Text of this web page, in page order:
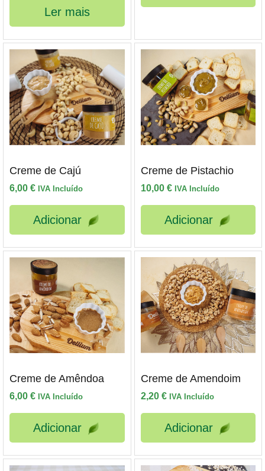
Ler mais
Creme de Cajú
6,00 € IVA Incluído
Adicionar
Creme de Pistachio
10,00 € IVA Incluído
Adicionar
Creme de Amêndoa
6,00 € IVA Incluído
Adicionar
Creme de Amendoim
2,20 € IVA Incluído
Adicionar